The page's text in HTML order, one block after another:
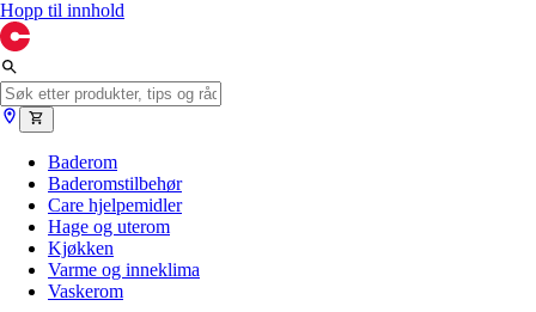
Hopp til innhold
Baderom
Baderomstilbehør
Care hjelpemidler
Hage og uterom
Kjøkken
Varme og inneklima
Vaskerom